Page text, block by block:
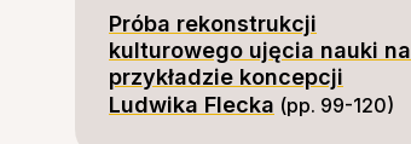
Próba rekonstrukcji
kulturowego ujęcia nauki na
przykładzie koncepcji
Ludwika Flecka (pp. 99-120)